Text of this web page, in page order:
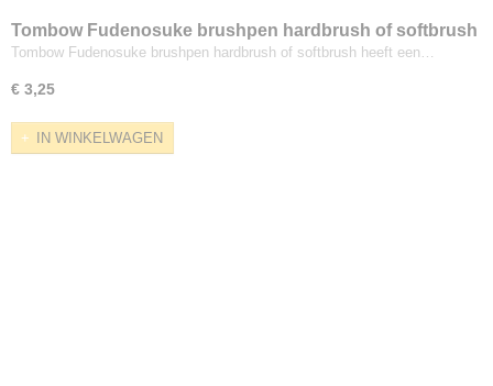
Tombow Fudenosuke brushpen hardbrush of softbrush
Tombow Fudenosuke brushpen hardbrush of softbrush heeft een…
€ 3,25
IN WINKELWAGEN